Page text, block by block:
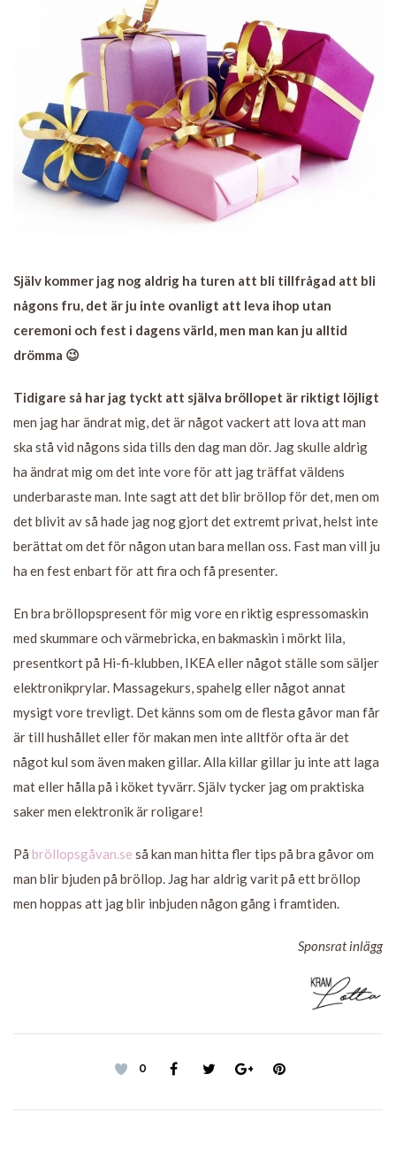
Själv kommer jag nog aldrig ha turen att bli tillfrågad att bli
någons fru, det är ju inte ovanligt att leva ihop utan
ceremoni och fest i dagens värld, men man kan ju alltid
drömma 😉
Tidigare så har jag tyckt att själva bröllopet är riktigt löjligt
men jag har ändrat mig, det är något vackert att lova att man
ska stå vid någons sida tills den dag man dör. Jag skulle aldrig
ha ändrat mig om det inte vore för att jag träffat väldens
underbaraste man. Inte sagt att det blir bröllop för det, men om
det blivit av så hade jag nog gjort det extremt privat, helst inte
berättat om det för någon utan bara mellan oss. Fast man vill ju
ha en fest enbart för att fira och få presenter.
En bra bröllopspresent för mig vore en riktig espressomaskin
med skummare och värmebricka, en bakmaskin i mörkt lila,
presentkort på Hi-fi-klubben, IKEA eller något ställe som säljer
elektronikprylar. Massagekurs, spahelg eller något annat
mysigt vore trevligt. Det känns som om de flesta gåvor man får
är till hushållet eller för makan men inte alltför ofta är det
något kul som även maken gillar. Alla killar gillar ju inte att laga
mat eller hålla på i köket tyvärr. Själv tycker jag om praktiska
saker men elektronik är roligare!
På bröllopsgåvan.se så kan man hitta fler tips på bra gåvor om
man blir bjuden på bröllop. Jag har aldrig varit på ett bröllop
men hoppas att jag blir inbjuden någon gång i framtiden.
Sponsrat inlägg
0